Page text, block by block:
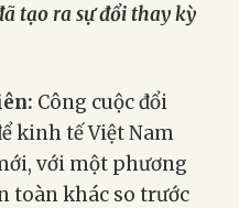
tạo ra sự đổi thay kỳ
Công cuộc đổi
kinh tế Việt Nam
với một phương
toàn khác so trước